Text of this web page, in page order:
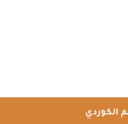
الكوردي